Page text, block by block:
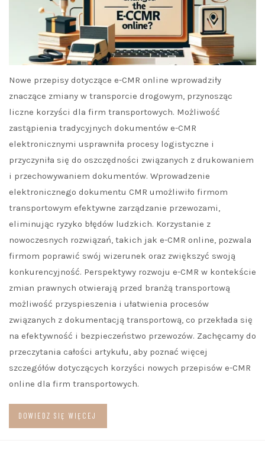
Nowe przepisy dotyczące e-CMR online wprowadziły
znaczące zmiany w transporcie drogowym, przynosząc
liczne korzyści dla firm transportowych. Możliwość
zastąpienia tradycyjnych dokumentów e-CMR
elektronicznymi usprawniła procesy logistyczne i
przyczyniła się do oszczędności związanych z drukowaniem
i przechowywaniem dokumentów. Wprowadzenie
elektronicznego dokumentu CMR umożliwiło firmom
transportowym efektywne zarządzanie przewozami,
eliminując ryzyko błędów ludzkich. Korzystanie z
nowoczesnych rozwiązań, takich jak e-CMR online, pozwala
firmom poprawić swój wizerunek oraz zwiększyć swoją
konkurencyjność. Perspektywy rozwoju e-CMR w kontekście
zmian prawnych otwierają przed branżą transportową
możliwość przyspieszenia i ułatwienia procesów
związanych z dokumentacją transportową, co przekłada się
na efektywność i bezpieczeństwo przewozów. Zachęcamy do
przeczytania całości artykułu, aby poznać więcej
szczegółów dotyczących korzyści nowych przepisów e-CMR
online dla firm transportowych.
DOWIEDZ SIĘ WIĘCEJ